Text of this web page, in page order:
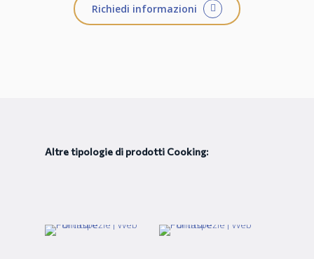
Richiedi informazioni
Altre tipologie di prodotti Cooking: